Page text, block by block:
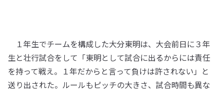
１年生でチームを構成した大分東明は、大会前日に３年
生と壮行試合をして「東明として試合に出るからには責任
を持って戦え。１年だからと言って負けは許されない」と
送り出された。ルールもピッチの大きさ、試合時間も異な